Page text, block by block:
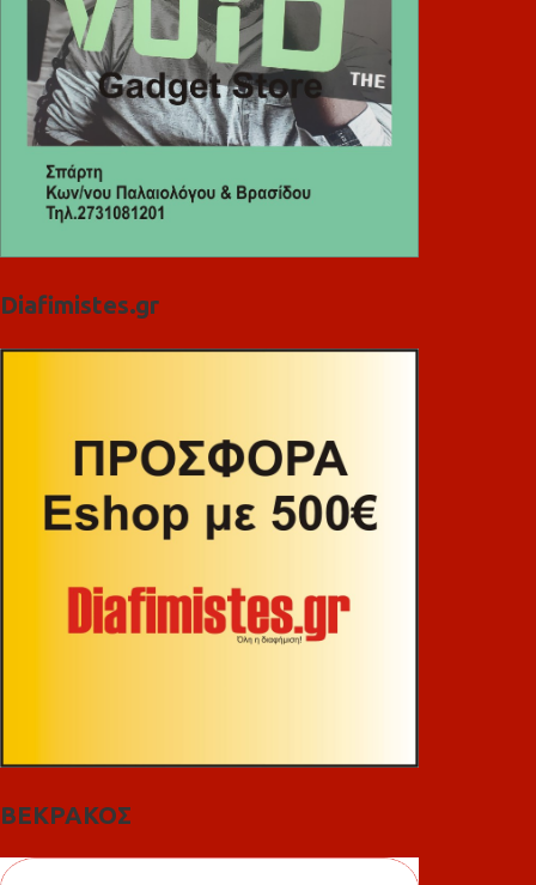
Diafimistes.gr
ΒΕΚΡΑΚΟΣ